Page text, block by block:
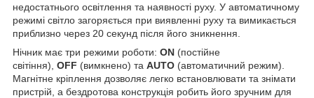
недостатнього освітлення та наявності руху. У автоматичному
режимі світло загоряється при виявленні руху та вимикається
приблизно через 20 секунд після його зникнення.
Нічник має три режими роботи: ON (постійне
світіння), OFF (вимкнено) та AUTO (автоматичний режим).
Магнітне кріплення дозволяє легко встановлювати та знімати
пристрій, а бездротова конструкція робить його зручним для